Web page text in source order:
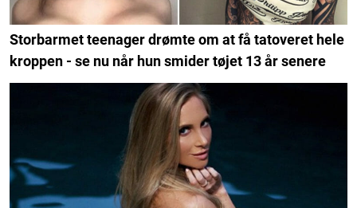
Storbarmet teenager drømte om at få tatoveret hele
kroppen - se nu når hun smider tøjet 13 år senere